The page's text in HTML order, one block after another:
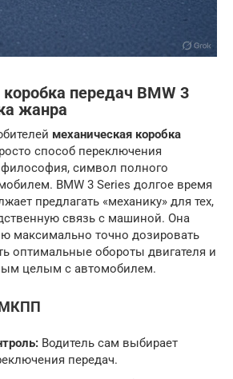
передач BMW 3
жанра
механическая коробка
способ переключения
философия, символ полного
BMW 3 Series долгое время
предлагать «механику» для тех,
связь с машиной. Она
максимально точно дозировать
оптимальные обороты двигателя и
целым с автомобилем.
МКПП
Водитель сам выбирает
передач.